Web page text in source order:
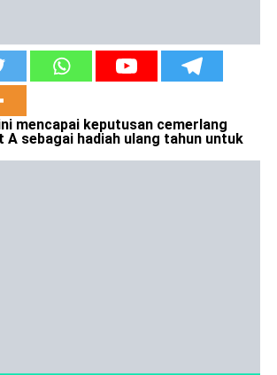
mencapai keputusan cemerlang
A sebagai hadiah ulang tahun untuk